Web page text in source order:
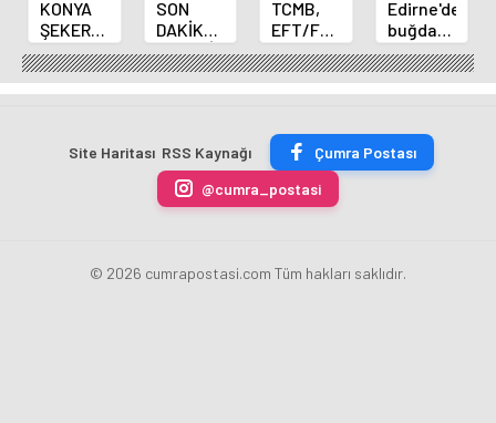
KONYA
ŞEKER
YILLIK 7
BİN 500
TON
ÜRETİLECEK
SON
DAKİKA
HABERİ:
Yeni
Merkez
Fatih
Karahan
oldu
TCMB,
EFT/FAST
işlemleri
için
fazla
uygulamasını
kaldırdı
Edirne'de
buğday
ve arpa
ekim
sezonu
erdi
Site Haritası RSS Kaynağı
Çumra Postası
@cumra_postasi
© 2026 cumrapostasi.com Tüm hakları saklıdır.